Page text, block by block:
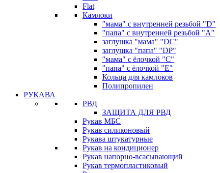
Flat
Камлоки
"мама" с внутренней резьбой "D"
"папа" с внутренней резьбой "A"
заглушка "мама" "DC"
заглушка "папа" "DP"
"мама" с ёлочкой "C"
"папа" с ёлочкой "E"
Кольца для камлоков
Полипропилен
РУКАВА
РВД
ЗАЩИТА ДЛЯ РВД
Рукав МБС
Рукав силиконовый
Рукава штукатурные
Рукав на кондиционер
Рукав напорно-всасывающий
Рукав термопластиковый